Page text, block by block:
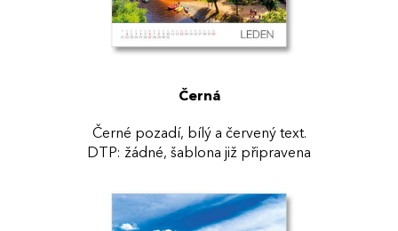
Černá
Černé pozadí, bílý a červený text.
DTP: žádné, šablona již připravena